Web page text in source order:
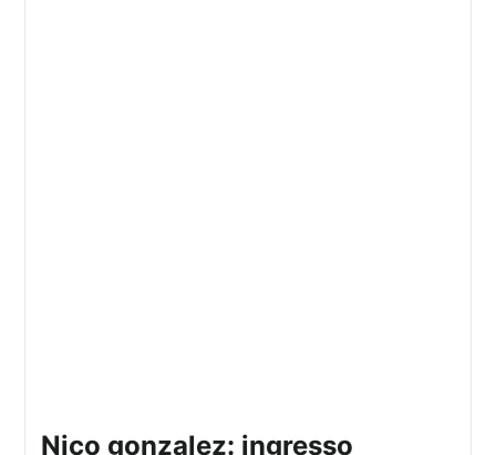
nico gonzalez: ingresso